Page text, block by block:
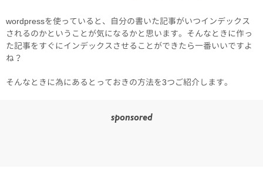
wordpressを使っていると、自分の書いた記事がいつインデックス
されるのかということが気になるかと思います。そんなときに作っ
た記事をすぐにインデックスさせることができたら一番いいですよ
ね？
そんなときに為にあるとっておきの方法を3つご紹介します。
sponsored